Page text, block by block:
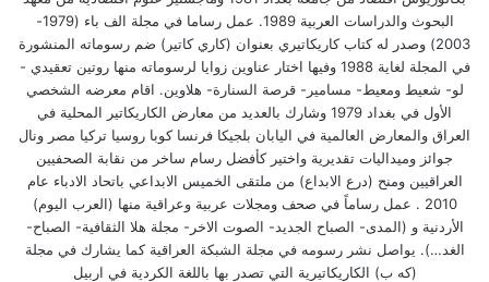
البحوث والدراسات العربية 1989. عمل رساما في مجلة الف باء (1979-
2003) وصدر له كتاب كاريكاتيري بعنوان (كاري كاتير) ضم رسوماته المنشورة
في المجلة لغاية 1988 وفيها اختار عناوين زوايا لرسوماته منها روتين تعقيدي -
لو- شعيط ومعيط- مسامير- قرصة السنارة- هلاوين. اقام معرضه الشخصي
الأول في بغداد 1979 وشارك بالعديد من معارض الكاريكاتير المحلية في
العراق والمعارض العالمية في اليابان بلجيكا فرنسا كوبا روسيا تركيا مصر ونال
جوائز وميداليات تقديرية واختير كأفضل رسام ساخر من نقابة الصحفيين
العراقيين ومنح (درع الابداع) من ملتقى الخميس الابداعي باتحاد الادباء عام
2010 . عمل رساماً في صحف ومجلات عربية وعراقية منها (العرب اليوم)
الأردنية و (المدى- الصباح الجديد- الصوت الاخر- مجلة هلا الثقافية- الصباح-
الغد…). يواصل نشر رسومه في مجلة الشبكة العراقية كما يشارك في مجلة
(كه ب) الكاريكاتيرية التي تصدر بها باللغة الكردية في اربيل